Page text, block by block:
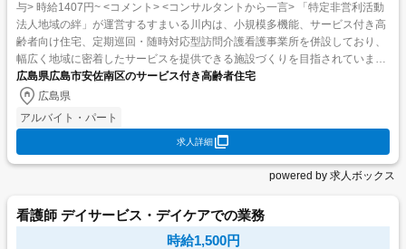
与> 時給1407円~ <コメント> <コンサルタントから一言> 「特定非営利活動
法人地域の絆」が運営するすまいる川内は、小規模多機能、サービス付き高
齢者向け住宅、定期巡回・随時対応型訪問介護看護事業所を併設しており、
幅広く地域に密着したサービスを提供できる施設づくりを目指されていま
す。 今回は訪問看護での日勤・パート求...
広島県広島市安佐南区のサービス付き高齢者住宅
広島県
アルバイト・パート
求人詳細
powered by 求人ボックス
看護師 デイサービス・デイケアでの業務
時給1,500円